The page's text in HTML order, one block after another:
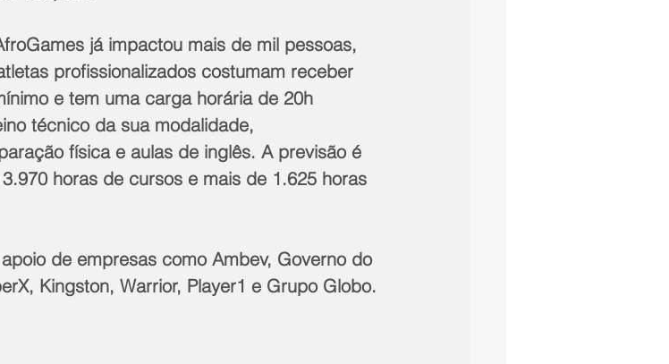
já impactou mais de mil pessoas,
profissionalizados costumam receber
e tem uma carga horária de 20h
técnico da sua modalidade,
física e aulas de inglês. A previsão é
horas de cursos e mais de 1.625 horas
de empresas como Ambev, Governo do
Kingston, Warrior, Player1 e Grupo Globo.